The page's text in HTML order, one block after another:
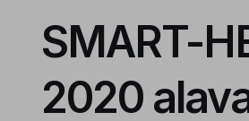
SMART-
2020